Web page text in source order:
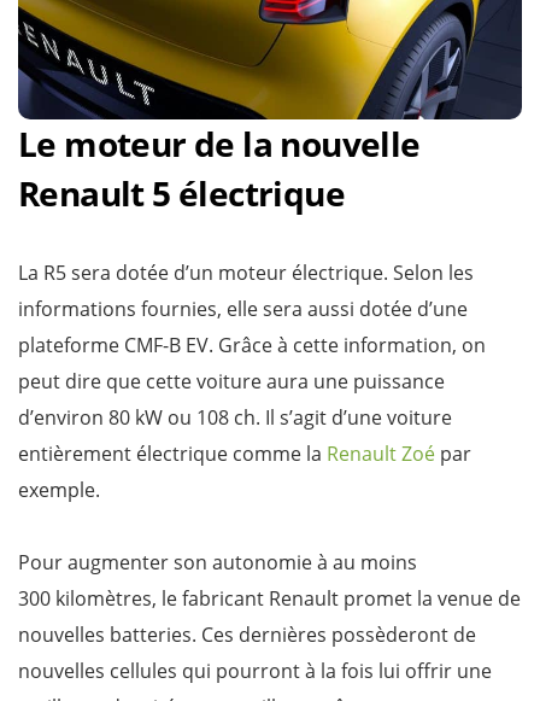
Le moteur de la nouvelle
Renault 5 électrique
La R5 sera dotée d’un moteur électrique. Selon les
informations fournies, elle sera aussi dotée d’une
plateforme CMF-B EV. Grâce à cette information, on
peut dire que cette voiture aura une puissance
d’environ 80 kW ou 108 ch. Il s’agit d’une voiture
entièrement électrique comme la Renault Zoé par
exemple.
Pour augmenter son autonomie à au moins
300 kilomètres, le fabricant Renault promet la venue de
nouvelles batteries. Ces dernières possèderont de
nouvelles cellules qui pourront à la fois lui offrir une